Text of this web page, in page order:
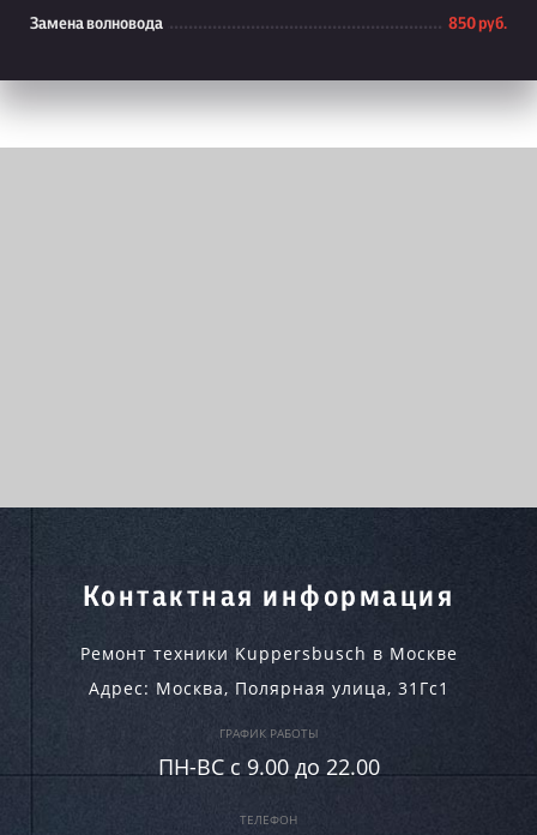
Замена волновода 850 руб.
Контактная информация
Ремонт техники Kuppersbusch в Москве
Адрес: Москва, Полярная улица, 31Гс1
ГРАФИК РАБОТЫ
ПН-ВC c 9.00 до 22.00
ТЕЛЕФОН